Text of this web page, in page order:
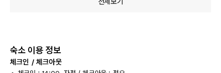
숙소 이용 정보
체크인 / 체크아웃